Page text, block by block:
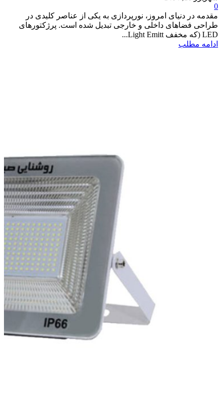
0
مقدمه در دنیای امروز، نورپردازی به یکی از عناصر کلیدی در
طراحی فضاهای داخلی و خارجی تبدیل شده است. پرژکتورهای
LED (که مخفف Light Emitt...
ادامه مطلب